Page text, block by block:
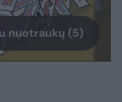
nuotraukų (5)